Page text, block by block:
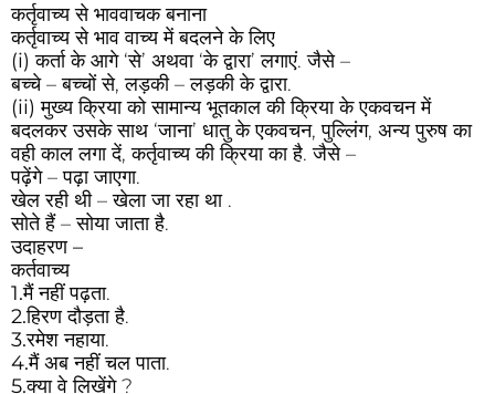
कर्तृवाच्य से भाववाचक बनाना
कर्तृवाच्य से भाव वाच्य में बदलने के लिए
(i)कर्ता के आगे ‘से’ अथवा ‘के द्वारा’ लगाएं. जैसे –
बच्चे – बच्चों से, लड़की – लड़की के द्वारा.
(ii) मुख्य क्रिया को सामान्य भूतकाल की क्रिया के एकवचन में
बदलकर उसके साथ ‘जाना’ धातु के एकवचन, पुल्लिंग, अन्य पुरुष का
वही काल लगा दें, कर्तृवाच्य की क्रिया का है. जैसे –
पढ़ेंगे– पढ़ा जाएगा.
खेल रही थी– खेला जा रहा था .
सोते हैं– सोया जाता है.
उदाहरण –
कर्तवाच्य
1.मैं नहीं पढ़ता.
2.हिरण दौड़ता है.
3.रमेश नहाया.
4.मैं अब नहीं चल पाता.
5.क्या वे लिखेंगे ?